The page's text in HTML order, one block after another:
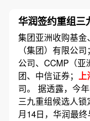
华润签约重组三
集团亚洲收购基
（集团）有限公
公司、CCMP（
团、中信证券； 上
司。 据透露，今
三九重组候选人
月14日，华润最